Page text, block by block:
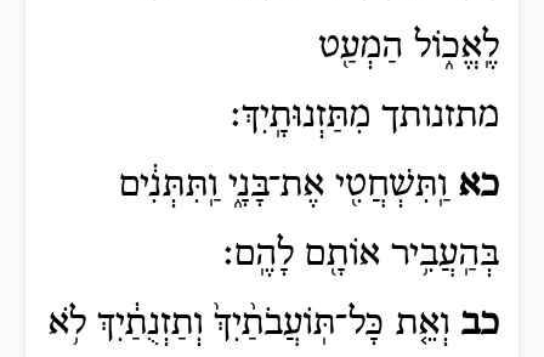
לֶֽאֱכ֑וֹל הַמְעַ֖ט
מתזנותך מִתַּזְנוּתָֽיִךְ׃
כא וַֽתִּשְׁחֲטִ֖י אֶת־בָּנָ֑י וַֽתִּתְּנִ֔ים
בְּהַֽעֲבִ֥יר אוֹתָ֖ם לָהֶֽם׃
כב וְאֵ֤ת כָּל־תּֽוֹעֲבֹתַ֨יִךְ֙ וְתַזְנֻתַ֔יִךְ לֹ֥א